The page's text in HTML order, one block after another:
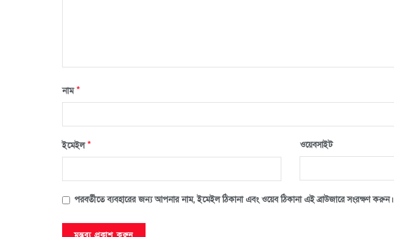
নাম*
ইমেইল* ওয়েবসাইট
পরবর্তীতে ব্যবহারের জন্য আপনার নাম, ইমেইল ঠিকানা এবং ওয়েব ঠিকানা এই ব্রাউজারে সংরক্ষণ করুন।